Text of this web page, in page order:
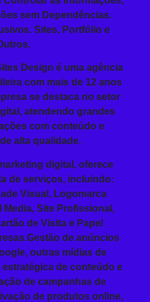
sem Dependências.
Sites, Portfólio e
Design é uma agência
com mais de 12 anos
se destaca no setor
atendendo grandes
com conteúdo e
alta qualidade.
digital, oferece
de serviços, incluindo:
Visual, Logomarca
Media, Site Profissional,
de Visita e Papel
de anúncios
outras mídias de
de conteúdo e
de campanhas de
de produtos online,